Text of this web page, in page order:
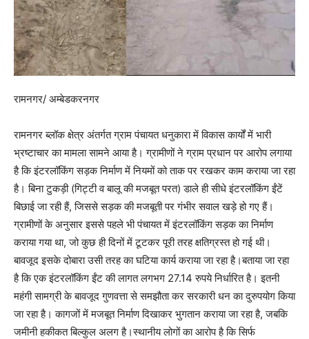
रामनगर/ अम्बेडकरनगर
रामनगर ब्लॉक क्षेत्र अंतर्गत ग्राम पंचायत धनुकारा में विकास कार्यों में भारी
भ्रष्टाचार का मामला सामने आया है। ग्रामीणों ने ग्राम प्रधान पर आरोप लगाया
है कि इंटरलॉकिंग सड़क निर्माण में नियमों को ताक पर रखकर काम कराया जा रहा
है। बिना टुकड़ी (गिट्टी व बालू की मजबूत परत) डाले ही सीधे इंटरलॉकिंग ईंटें
बिछाई जा रही हैं, जिससे सड़क की मजबूती पर गंभीर सवाल खड़े हो गए हैं।
ग्रामीणों के अनुसार इससे पहले भी पंचायत में इंटरलॉकिंग सड़क का निर्माण
कराया गया था, जो कुछ ही दिनों में टूटकर पूरी तरह क्षतिग्रस्त हो गई थी।
बावजूद इसके दोबारा उसी तरह का घटिया कार्य कराया जा रहा है।बताया जा रहा
है कि एक इंटरलॉकिंग ईंट की लागत लगभग 27.14 रुपये निर्धारित है। इतनी
महंगी सामग्री के बावजूद गुणवत्ता से समझौता कर सरकारी धन का दुरुपयोग किया
जा रहा है। कागजों में मजबूत निर्माण दिखाकर भुगतान कराया जा रहा है, जबकि
जमीनी हकीकत बिल्कुल अलग है।स्थानीय लोगों का आरोप है कि सिर्फ